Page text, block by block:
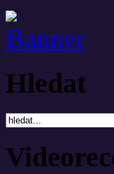
Hledat